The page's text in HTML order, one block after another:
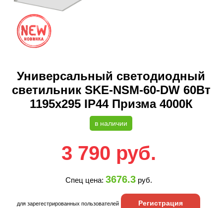
Универсальный светодиодный
светильник SKE-NSM-60-DW 60Вт
1195x295 IP44 Призма 4000К
в наличии
3 790 руб.
Спец цена: 3676.3руб.
для зарегестрированных пользователей Регистрация